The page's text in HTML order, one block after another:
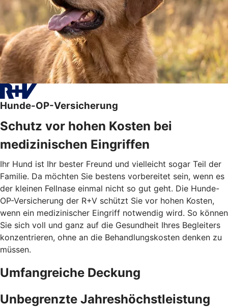
Hunde-OP-Versicherung
Schutz vor hohen Kosten bei
medizinischen Eingriffen
Ihr Hund ist Ihr bester Freund und vielleicht sogar Teil der
Familie. Da möchten Sie bestens vorbereitet sein, wenn es
der kleinen Fellnase einmal nicht so gut geht. Die Hunde-
OP-Versicherung der R+V schützt Sie vor hohen Kosten,
wenn ein medizinischer Eingriff notwendig wird. So können
Sie sich voll und ganz auf die Gesundheit Ihres Begleiters
konzentrieren, ohne an die Behandlungskosten denken zu
müssen.
Umfangreiche Deckung
Unbegrenzte Jahreshöchstleistung